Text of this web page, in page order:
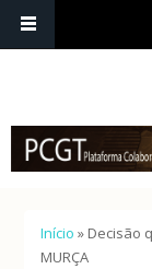
Está aqui
Início » Decisão
MURÇA